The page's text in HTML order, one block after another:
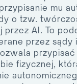
mu
o tzw.
przez AI. To
przez sądy
przypisać
fizycznej,